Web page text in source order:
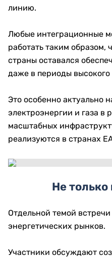
линию.
Любые интеграционные
работать таким образом,
страны оставался
даже в периоды высокого
Это особенно актуально
электроэнергии и газа в
масштабных
реализуются в странах
Не только
Отдельной темой
энергетических рынков.
Участники обсуждают